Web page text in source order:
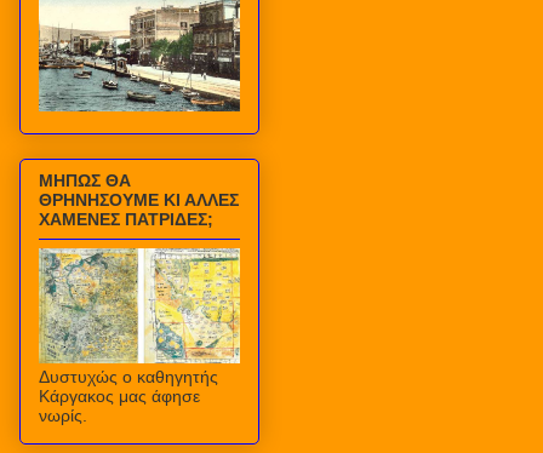
ΜΗΠΩΣ ΘΑ
ΘΡΗΝΗΣΟΥΜΕ ΚΙ ΑΛΛΕΣ
ΧΑΜΕΝΕΣ ΠΑΤΡΙΔΕΣ;
Δυστυχώς ο καθηγητής
Κάργακος μας άφησε
νωρίς.